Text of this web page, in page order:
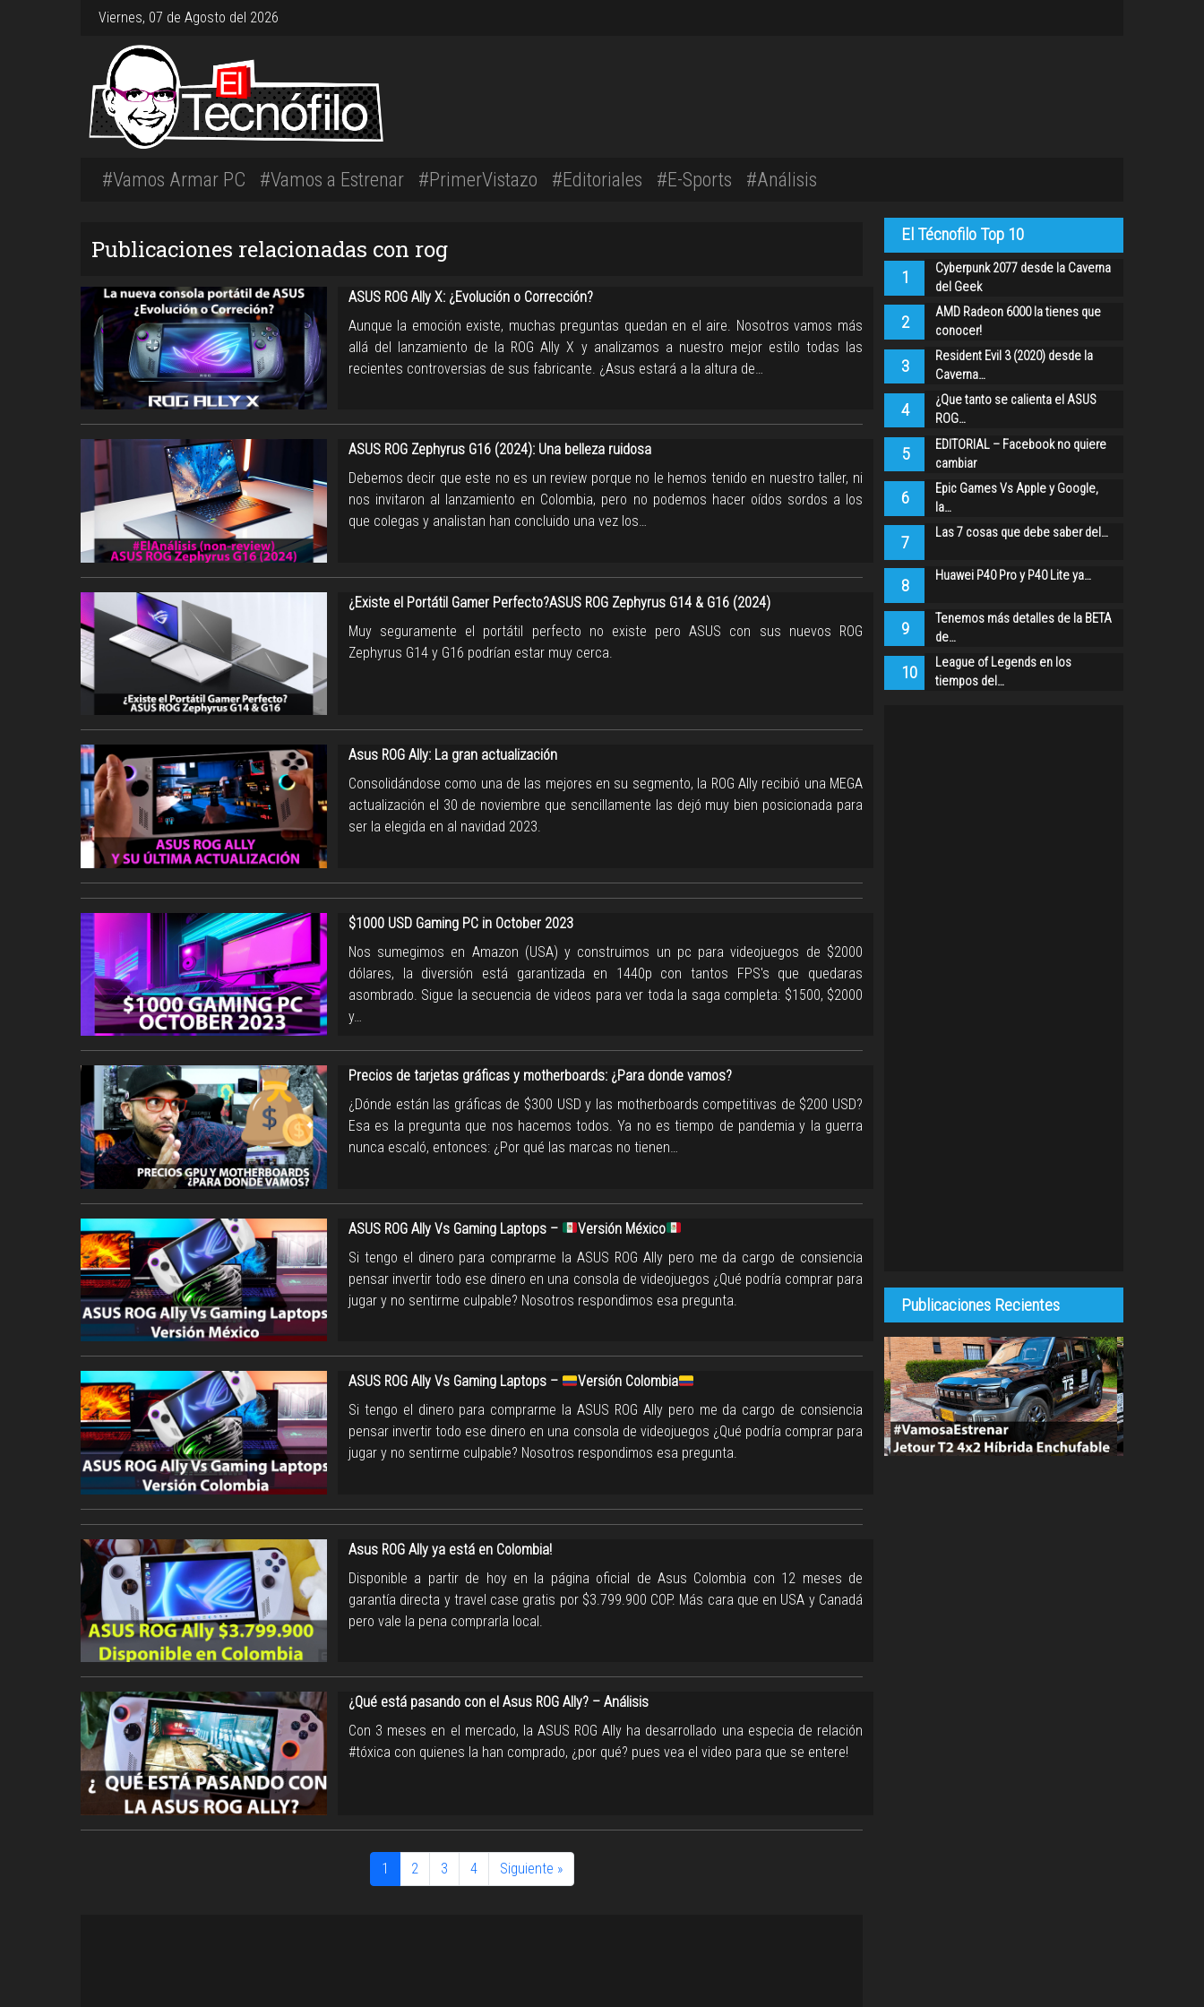
Viernes, 07 de Agosto del 2026
#Vamos Armar PC #Vamos a Estrenar #PrimerVistazo #Editoriales #E-Sports #Análisis
Publicaciones relacionadas con rog
ASUS ROG Ally X: ¿Evolución o Corrección?
Aunque la emoción existe, muchas preguntas quedan en el aire. Nosotros vamos más
allá del lanzamiento de la ROG Ally X y analizamos a nuestro mejor estilo todas las
recientes controversias de sus fabricante. ¿Asus estará a la altura de…
ASUS ROG Zephyrus G16 (2024): Una belleza ruidosa
Debemos decir que este no es un review porque no le hemos tenido en nuestro taller, ni
nos invitaron al lanzamiento en Colombia, pero no podemos hacer oídos sordos a los
que colegas y analistan han concluido una vez los…
¿Existe el Portátil Gamer Perfecto?ASUS ROG Zephyrus G14 & G16 (2024)
Muy seguramente el portátil perfecto no existe pero ASUS con sus nuevos ROG
Zephyrus G14 y G16 podrían estar muy cerca.
Asus ROG Ally: La gran actualización
Consolidándose como una de las mejores en su segmento, la ROG Ally recibió una MEGA
actualización el 30 de noviembre que sencillamente las dejó muy bien posicionada para
ser la elegida en al navidad 2023.
$1000 USD Gaming PC in October 2023
Nos sumegimos en Amazon (USA) y construimos un pc para videojuegos de $2000
dólares, la diversión está garantizada en 1440p con tantos FPS's que quedaras
asombrado. Sigue la secuencia de videos para ver toda la saga completa: $1500, $2000
y…
Precios de tarjetas gráficas y motherboards: ¿Para donde vamos?
¿Dónde están las gráficas de $300 USD y las motherboards competitivas de $200 USD?
Esa es la pregunta que nos hacemos todos. Ya no es tiempo de pandemia y la guerra
nunca escaló, entonces: ¿Por qué las marcas no tienen…
ASUS ROG Ally Vs Gaming Laptops –
Versión México
Si tengo el dinero para comprarme la ASUS ROG Ally pero me da cargo de consiencia
pensar invertir todo ese dinero en una consola de videojuegos ¿Qué podría comprar para
jugar y no sentirme culpable? Nosotros respondimos esa pregunta.
ASUS ROG Ally Vs Gaming Laptops –
Versión Colombia
Si tengo el dinero para comprarme la ASUS ROG Ally pero me da cargo de consiencia
pensar invertir todo ese dinero en una consola de videojuegos ¿Qué podría comprar para
jugar y no sentirme culpable? Nosotros respondimos esa pregunta.
Asus ROG Ally ya está en Colombia!
Disponible a partir de hoy en la página oficial de Asus Colombia con 12 meses de
garantía directa y travel case gratis por $3.799.900 COP. Más cara que en USA y Canadá
pero vale la pena comprarla local.
¿Qué está pasando con el Asus ROG Ally? – Análisis
Con 3 meses en el mercado, la ASUS ROG Ally ha desarrollado una especia de relación
#tóxica con quienes la han comprado, ¿por qué? pues vea el video para que se entere!
1 2 3 4 Siguiente »
El Técnofilo Top 10
1
Cyberpunk 2077 desde la Caverna
del Geek
2
AMD Radeon 6000 la tienes que
conocer!
3
Resident Evil 3 (2020) desde la
Caverna…
4
¿Que tanto se calienta el ASUS
ROG…
5
EDITORIAL – Facebook no quiere
cambiar
6
Epic Games Vs Apple y Google,
la…
7 Las 7 cosas que debe saber del…
8 Huawei P40 Pro y P40 Lite ya…
9
Tenemos más detalles de la BETA
de…
10
League of Legends en los
tiempos del…
Publicaciones Recientes